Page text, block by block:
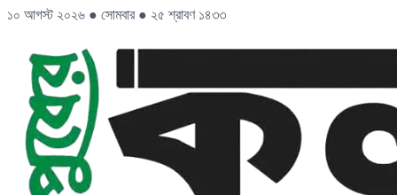
১০ আগস্ট ২০২৬ ● সোমবার ● ২৫ শ্রাবণ ১৪৩৩